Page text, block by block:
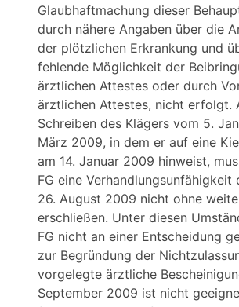
Glaubhaftmachung dieser
durch nähere Angaben über die
der plötzlichen Erkrankung und
fehlende Möglichkeit der
ärztlichen Attestes oder durch
ärztlichen Attestes, nicht erfolgt.
Schreiben des Klägers vom 5.
März 2009, in dem er auf eine
am 14. Januar 2009 hinweist,
FG eine Verhandlungsunfähigkeit
26. August 2009 nicht ohne
erschließen. Unter diesen
FG nicht an einer Entscheidung
zur Begründung der
vorgelegte ärztliche
September 2009 ist nicht